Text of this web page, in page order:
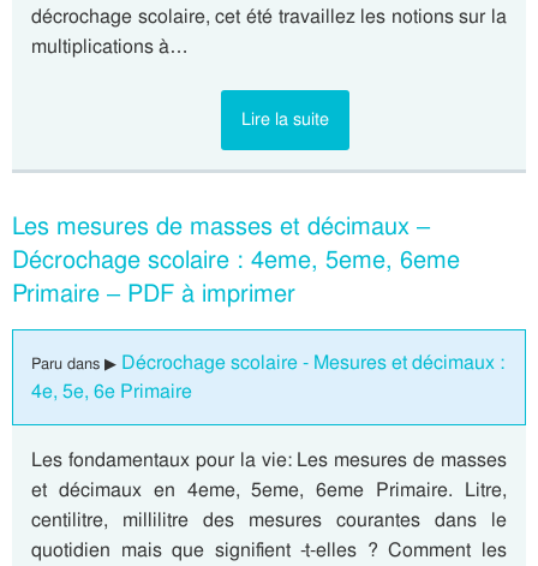
décrochage scolaire, cet été travaillez les notions sur la
multiplications à…
Lire la suite
Les mesures de masses et décimaux –
Décrochage scolaire : 4eme, 5eme, 6eme
Primaire – PDF à imprimer
Paru dans ▶ Décrochage scolaire - Mesures et décimaux :
4e, 5e, 6e Primaire
Les fondamentaux pour la vie: Les mesures de masses
et décimaux en 4eme, 5eme, 6eme Primaire. Litre,
centilitre, millilitre des mesures courantes dans le
quotidien mais que signifient -t-elles ? Comment les